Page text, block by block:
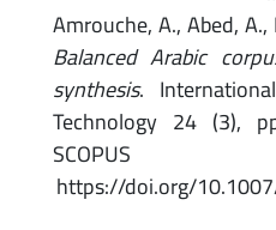
Amrouche, A., Abed,
Balanced Arabic
synthesis .
Technology 24 (3),
https://doi.org/